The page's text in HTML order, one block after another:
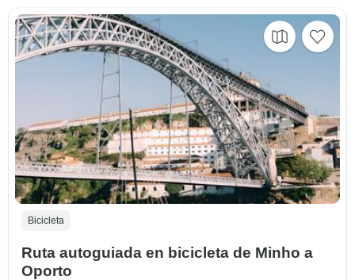
Bicicleta
Ruta autoguiada en bicicleta de Minho a
Oporto